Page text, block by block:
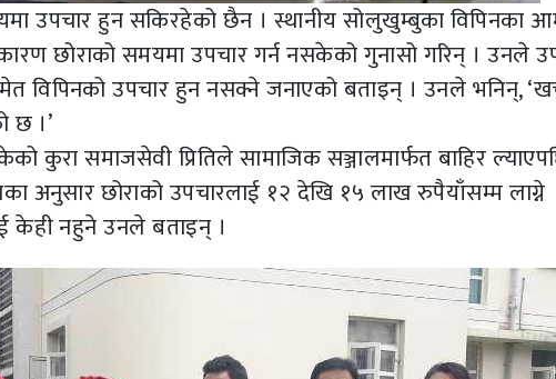
उपचार हुन सकिरहेको छैन । स्थानीय सोलुखुम्बुका विपिनका
छोराको समयमा उपचार गर्न नसकेको गुनासो गरिन् । उनले
उपचार हुन नसक्ने जनाएको बताइन् । उनले भनिन्,
छ ।’
कुरा समाजसेवी प्रितिले सामाजिक सञ्जालमार्फत बाहिर
अनुसार छोराको उपचारलाई १२ देखि १५ लाख रुपैयाँसम्म लाग्ने
केही नहुने उनले बताइन् ।